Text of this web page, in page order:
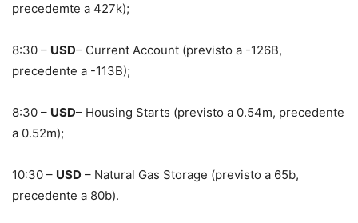
precedemte a 427k);
8:30 – USD– Current Account (previsto a -126B,
precedente a -113B);
8:30 – USD– Housing Starts (previsto a 0.54m, precedente
a 0.52m);
10:30 – USD – Natural Gas Storage (previsto a 65b,
precedente a 80b).